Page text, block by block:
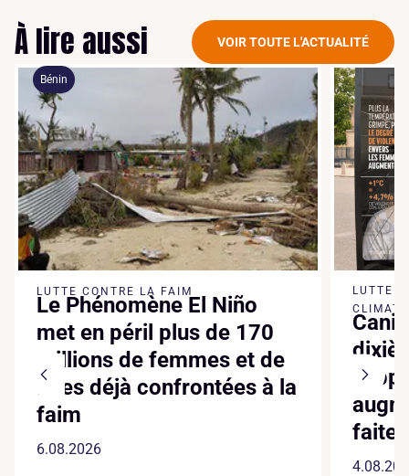
À lire aussi VOIR TOUTE L'ACTUALITÉ
Bénin
LUTTE CONTRE LA FAIM
Le Phénomène El Niño
met en péril plus de 170
millions de femmes et de
filles déjà confrontées à la
faim
6.08.2026
LUTTE